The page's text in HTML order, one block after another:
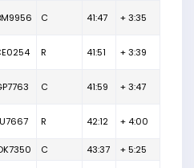
C 41:47 + 3:35
R 41:51 + 3:39
C 41:59 + 3:47
R 42:12 + 4:00
C 43:37 + 5:25